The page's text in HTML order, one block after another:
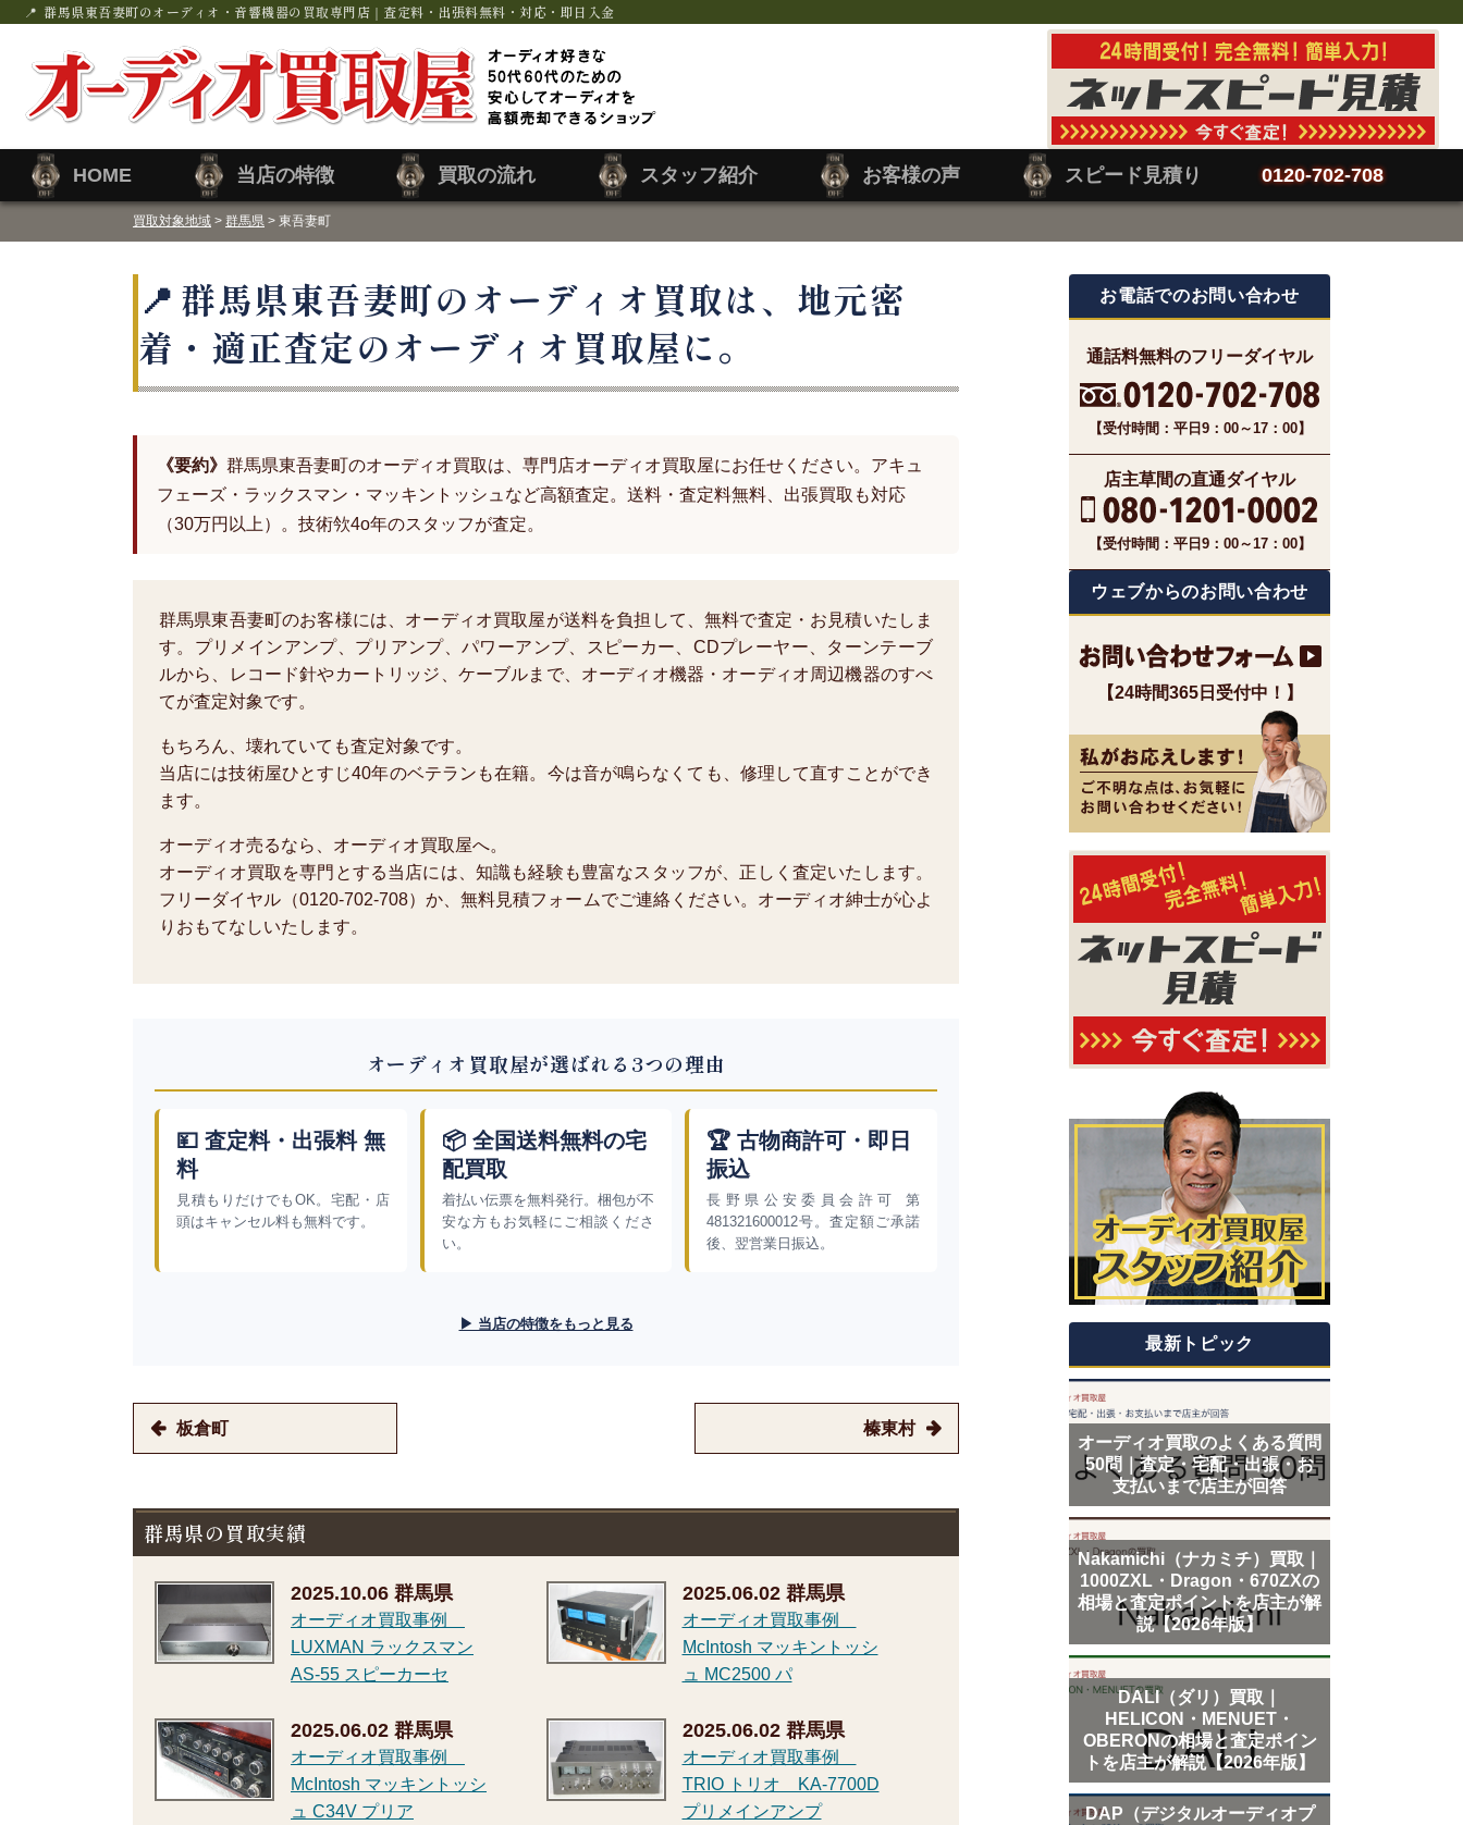
群馬県東吾妻町のオーディオ・音響機器の買取専門店｜査定料・出張料無料・対応・即日入金
HOME 当店の特徴 買取の流れ スタッフ紹介 お客様の声 スピード見積り 0120-702-708
買取対象地域 > 群馬県 > 東吾妻町
群馬県東吾妻町のオーディオ買取は、地元密
着・適正査定のオーディオ買取屋に。
《要約》 群馬県東吾妻町のオーディオ買取は、専門店オーディオ買取屋にお任せください。アキュ
フェーズ・ラックスマン・マッキントッシュなど高額査定。送料・査定料無料、出張買取も対応
（30万円以上）。技術欦4o年のスタッフが査定。
群馬県東吾妻町のお客様には、オーディオ買取屋が送料を負担して、無料で査定・お見積いたしま
す。プリメインアンプ、プリアンプ、パワーアンプ、スピーカー、CDプレーヤー、ターンテーブ
ルから、レコード針やカートリッジ、ケーブルまで、オーディオ機器・オーディオ周辺機器のすべ
てが査定対象です。
もちろん、壊れていても査定対象です。
当店には技術屋ひとすじ40年のベテランも在籍。今は音が鳴らなくても、修理して直すことができ
ます。
オーディオ売るなら、オーディオ買取屋へ。
オーディオ買取を専門とする当店には、知識も経験も豊富なスタッフが、正しく査定いたします。
フリーダイヤル（0120-702-708）か、無料見積フォームでご連絡ください。オーディオ紳士が心よ
りおもてなしいたします。
オーディオ買取屋が選ばれる3つの理由
💴 査定料・出張料 無
料
見積もりだけでもOK。宅配・店
頭はキャンセル料も無料です。
📦 全国送料無料の宅
配買取
着払い伝票を無料発行。梱包が不
安な方もお気軽にご相談くださ
い。
🏆 古物商許可・即日
振込
長野県公安委員会許可 第
481321600012号。査定額ご承諾
後、翌営業日振込。
▶ 当店の特徴をもっと見る
板倉町 榛東村
群馬県の買取実績
2025.10.06 群馬県
オーディオ買取事例
LUXMAN ラックスマン
AS-55 スピーカーセ
2025.06.02 群馬県
オーディオ買取事例
McIntosh マッキントッシ
ュ MC2500 パ
2025.06.02 群馬県
オーディオ買取事例
McIntosh マッキントッシ
ュ C34V プリア
2025.06.02 群馬県
オーディオ買取事例
TRIO トリオ KA-7700D
プリメインアンプ
お電話でのお問い合わせ
通話料無料のフリーダイヤル
【受付時間：平日9：00～17：00】
店主草間の直通ダイヤル
【受付時間：平日9：00～17：00】
ウェブからのお問い合わせ
【24時間365日受付中！】
最新トピック
オーディオ買取のよくある質問
50問｜査定・宅配・出張・お
支払いまで店主が回答
Nakamichi（ナカミチ）買取｜
1000ZXL・Dragon・670ZXの
相場と査定ポイントを店主が解
説【2026年版】
DALI（ダリ）買取｜
HELICON・MENUET・
OBERONの相場と査定ポイン
トを店主が解説【2026年版】
DAP（デジタルオーディオプ